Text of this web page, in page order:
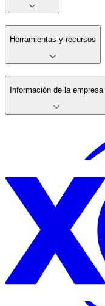
Herramientas y recursos
Información de la empresa